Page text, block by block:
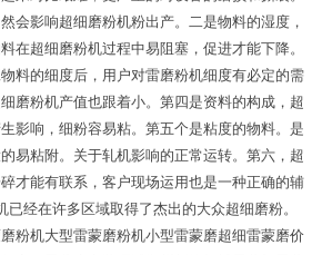
会影响超细磨粉机粉出产。二是物料的湿度，
在超细磨粉机过程中易阻塞，促进才能下降。
料的细度后，用户对雷磨粉机细度有必定的需
磨粉机产值也跟着小。第四是资料的构成，超
影响，细粉容易粘。第五个是粘度的物料。是
易粘附。关于轧机影响的正常运转。第六，超
才能有联系，客户现场运用也是一种正确的辅
经在许多区域取得了杰出的大众超细磨粉。
粉机大型雷蒙磨粉机小型雷蒙磨超细雷蒙磨价